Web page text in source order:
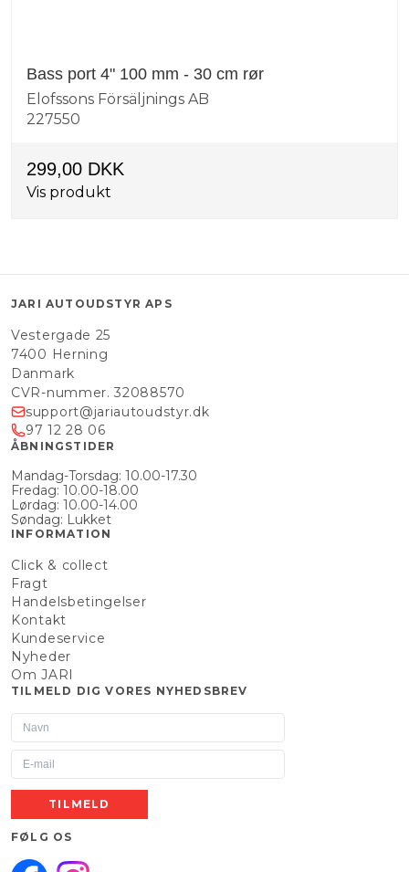
Bass port 4" 100 mm - 30 cm rør
Elofssons Försäljnings AB
227550
299,00 DKK
Vis produkt
JARI AUTOUDSTYR APS
Vestergade 25
7400 Herning
Danmark
CVR-nummer. 32088570
support@jariautoudstyr.dk
97 12 28 06
ÅBNINGSTIDER
Mandag-Torsdag: 10.00-17.30
Fredag: 10.00-18.00
Lørdag: 10.00-14.00
Søndag: Lukket
INFORMATION
Click & collect
Fragt
Handelsbetingelser
Kontakt
Kundeservice
Nyheder
Om JARI
TILMELD DIG VORES NYHEDSBREV
TILMELD
FØLG OS